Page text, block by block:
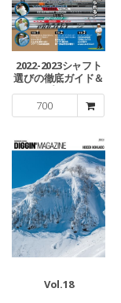
2022-2023シャフト
選びの徹底ガイド＆
グリップ・カタログ
700
Vol.18